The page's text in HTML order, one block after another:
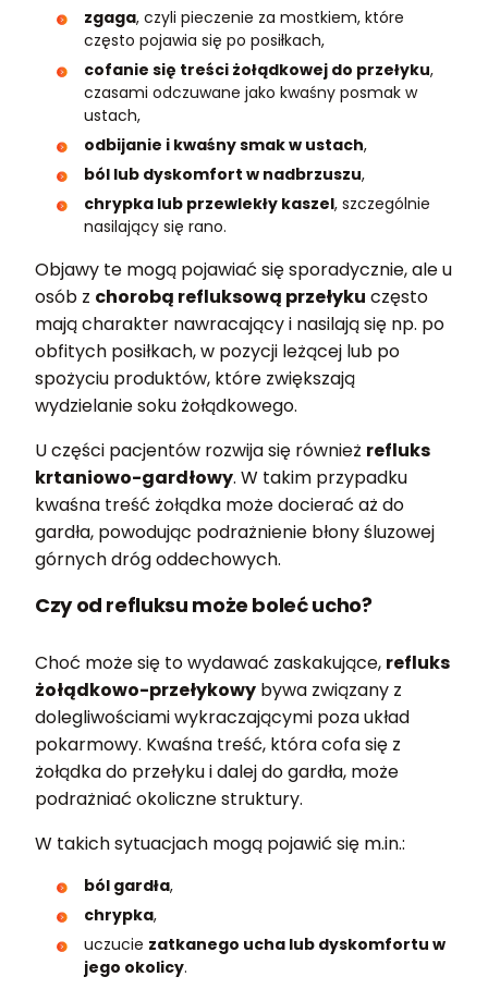
zgaga, czyli pieczenie za mostkiem, które
często pojawia się po posiłkach,
cofanie się treści żołądkowej do przełyku,
czasami odczuwane jako kwaśny posmak w
ustach,
odbijanie i kwaśny smak w ustach,
ból lub dyskomfort w nadbrzuszu,
chrypka lub przewlekły kaszel, szczególnie
nasilający się rano.
Objawy te mogą pojawiać się sporadycznie, ale u
osób z chorobą refluksową przełyku często
mają charakter nawracający i nasilają się np. po
obfitych posiłkach, w pozycji leżącej lub po
spożyciu produktów, które zwiększają
wydzielanie soku żołądkowego.
U części pacjentów rozwija się również refluks
krtaniowo-gardłowy. W takim przypadku
kwaśna treść żołądka może docierać aż do
gardła, powodując podrażnienie błony śluzowej
górnych dróg oddechowych.
Czy od refluksu może boleć ucho?
Choć może się to wydawać zaskakujące, refluks
żołądkowo-przełykowy bywa związany z
dolegliwościami wykraczającymi poza układ
pokarmowy. Kwaśna treść, która cofa się z
żołądka do przełyku i dalej do gardła, może
podrażniać okoliczne struktury.
W takich sytuacjach mogą pojawić się m.in.:
ból gardła,
chrypka,
uczucie zatkanego ucha lub dyskomfortu w
jego okolicy.